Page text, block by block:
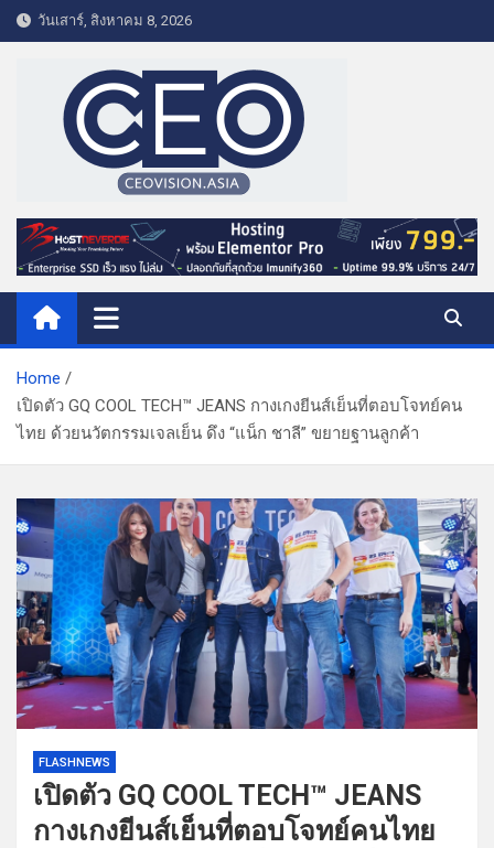
k
e
t
วันเสาร์, สิงหาคม 8, 2026
CEO VISION.ASIA
Business & Lifestyle
Home
เปิดตัว GQ COOL TECH™ JEANS กางเกงยีนส์เย็นที่ตอบโจทย์คน
ไทย ด้วยนวัตกรรมเจลเย็น ดึง “แน็ก ชาลี” ขยายฐานลูกค้า
FLASHNEWS
เปิดตัว GQ COOL TECH™ JEANS
กางเกงยีนส์เย็นที่ตอบโจทย์คนไทย